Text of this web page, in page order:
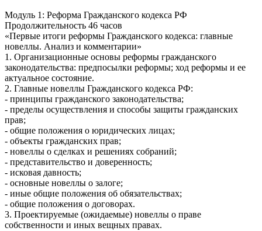
Модуль 1: Реформа Гражданского кодекса РФ
Продолжительность 46 часов
«Первые итоги реформы Гражданского кодекса: главные
новеллы. Анализ и комментарии»
1. Организационные основы реформы гражданского
законодательства: предпосылки реформы; ход реформы и ее
актуальное состояние.
2. Главные новеллы Гражданского кодекса РФ:
- принципы гражданского законодательства;
- пределы осуществления и способы защиты гражданских
прав;
- общие положения о юридических лицах;
- объекты гражданских прав;
- новеллы о сделках и решениях собраний;
- представительство и доверенность;
- исковая давность;
- основные новеллы о залоге;
- иные общие положения об обязательствах;
- общие положения о договорах.
3. Проектируемые (ожидаемые) новеллы о праве
собственности и иных вещных правах.